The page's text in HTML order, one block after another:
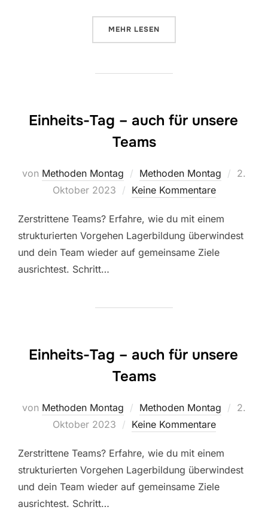
MEHR ÜBER „FÜNF DYSFUNKTIONEN,
LESEN
Einheits-Tag – auch für unsere
Teams
von Methoden Montag Methoden Montag
2.
Oktober 2023
Keine Kommentare
Zerstrittene Teams? Erfahre, wie du mit einem
strukturierten Vorgehen Lagerbildung überwindest
und dein Team wieder auf gemeinsame Ziele
ausrichtest. Schritt…
Einheits-Tag – auch für unsere
Teams
von Methoden Montag Methoden Montag
2.
Oktober 2023
Keine Kommentare
Zerstrittene Teams? Erfahre, wie du mit einem
strukturierten Vorgehen Lagerbildung überwindest
und dein Team wieder auf gemeinsame Ziele
ausrichtest. Schritt…